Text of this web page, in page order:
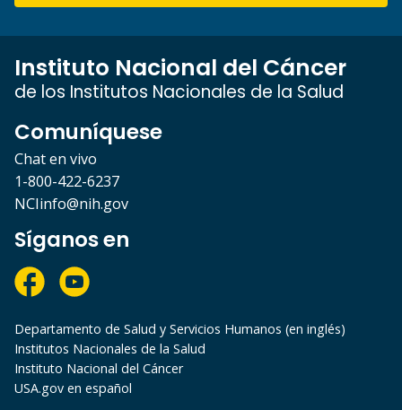
Instituto Nacional del Cáncer
de los Institutos Nacionales de la Salud
Comuníquese
Chat en vivo
1-800-422-6237
NCIinfo@nih.gov
Síganos en
Departamento de Salud y Servicios Humanos (en inglés)
Institutos Nacionales de la Salud
Instituto Nacional del Cáncer
USA.gov en español